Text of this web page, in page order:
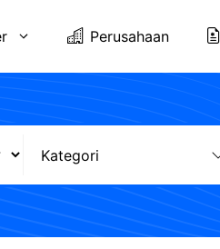
Perusahaan